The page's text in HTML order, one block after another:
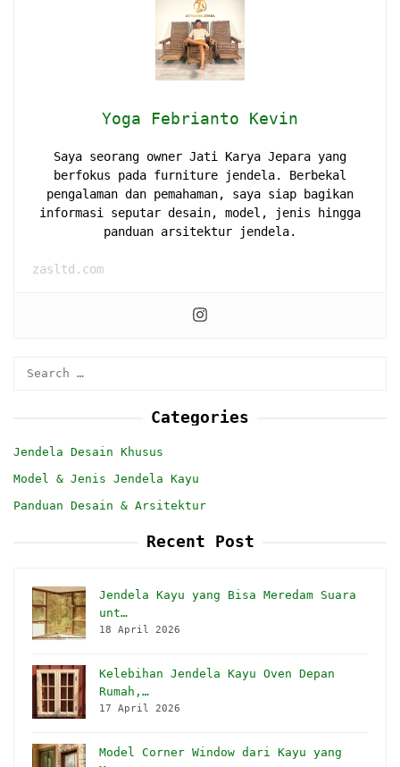
Yoga Febrianto Kevin
Saya seorang owner Jati Karya Jepara yang
berfokus pada furniture jendela. Berbekal
pengalaman dan pemahaman, saya siap bagikan
informasi seputar desain, model, jenis hingga
panduan arsitektur jendela.
zasltd.com
Categories
Jendela Desain Khusus
Model & Jenis Jendela Kayu
Panduan Desain & Arsitektur
Recent Post
Jendela Kayu yang Bisa Meredam Suara
unt…
18 April 2026
Kelebihan Jendela Kayu Oven Depan
Rumah,…
17 April 2026
Model Corner Window dari Kayu yang